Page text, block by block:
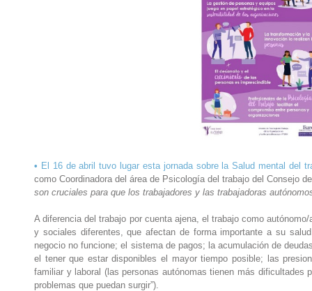
• El 16 de abril tuvo lugar esta jornada sobre la Salud mental del
como Coordinadora del área de Psicología del trabajo del Consejo
son cruciales para que los trabajadores y las trabajadoras
A diferencia del trabajo por cuenta ajena, el trabajo como
y sociales diferentes, que afectan de forma importante a su
negocio no funcione; el sistema de pagos; la acumulación de
el tener que estar disponibles el mayor tiempo posible; las
familiar y laboral (las personas autónomas tienen más dificultades
problemas que puedan surgir”).